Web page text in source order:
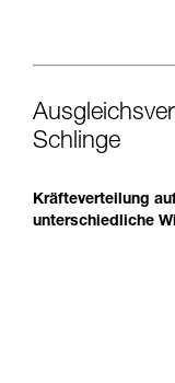
Schlinge
Kräfteverteilung
unterschiedliche